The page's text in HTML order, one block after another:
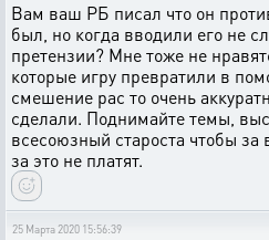
Вам ваш РБ писал что он
был, но когда вводили его не
претензии? Мне тоже не
которые игру превратили в
смешение рас то очень
сделали. Поднимайте темы,
всесоюзный староста чтобы за
за это не платят.
25 Марта 2020 15:56:39